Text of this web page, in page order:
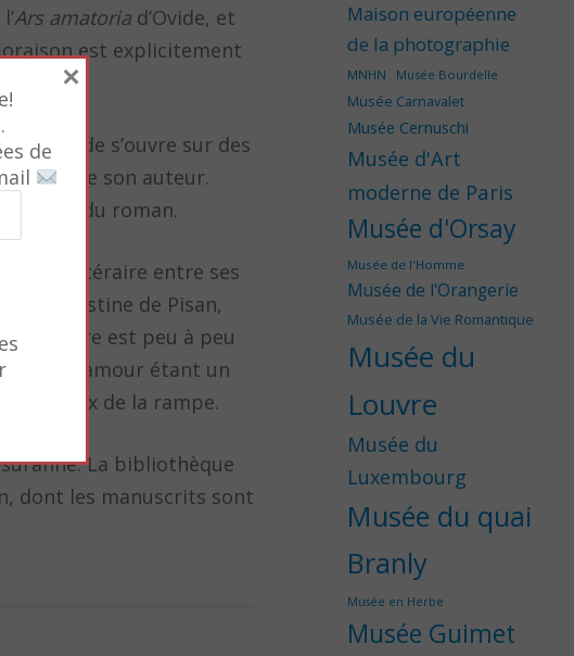
Ars amatoria d’Ovide, et
est explicitement
seconde s’ouvre sur des
et de son auteur.
succès du roman.
littéraire entre ses
Christine de Pisan,
l’oeuvre est peu à peu
l’amour étant un
les feux de la rampe.
La bibliothèque
dont les manuscrits sont
Maison européenne
de la photographie
MNHN Musée Bourdelle
Musée Carnavalet
Musée Cernuschi
Musée d'Art
moderne de Paris
Musée d'Orsay
Musée de l'Homme
Musée de l'Orangerie
Musée de la Vie Romantique
Musée du
Louvre
Musée du
Luxembourg
Musée du quai
Branly
Musée en Herbe
Musée Guimet
de
×